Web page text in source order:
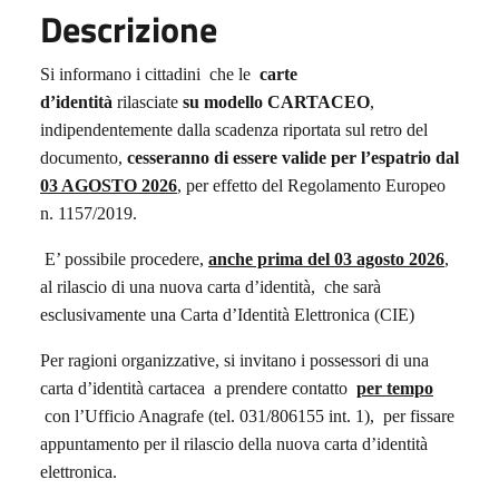
Descrizione
Si informano i cittadini che le carte
d’identità rilasciate su modello CARTACEO,
indipendentemente dalla scadenza riportata sul retro del
documento, cesseranno di essere valide per l’espatrio dal
03 AGOSTO 2026, per effetto del Regolamento Europeo
n. 1157/2019.
E’ possibile procedere, anche prima del 03 agosto 2026,
al rilascio di una nuova carta d’identità, che sarà
esclusivamente una Carta d’Identità Elettronica (CIE)
Per ragioni organizzative, si invitano i possessori di una
carta d’identità cartacea a prendere contatto per tempo
con l’Ufficio Anagrafe (tel. 031/806155 int. 1), per fissare
appuntamento per il rilascio della nuova carta d’identità
elettronica.